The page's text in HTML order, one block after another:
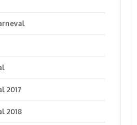
2017
2018